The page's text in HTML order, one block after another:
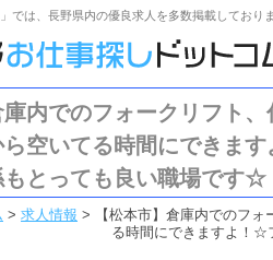
では、長野県内の優良求人を多数掲載しており
庫内でのフォークリフト
空いてる時間にできま
もとっても良い職場です☆
> 求人情報 >
【松本市】倉庫内でのフ
る時間にできますよ！☆